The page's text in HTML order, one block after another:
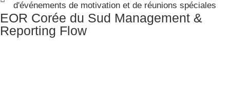
d'événements de motivation et de réunions spéciales
EOR Corée du Sud Management &
Reporting Flow